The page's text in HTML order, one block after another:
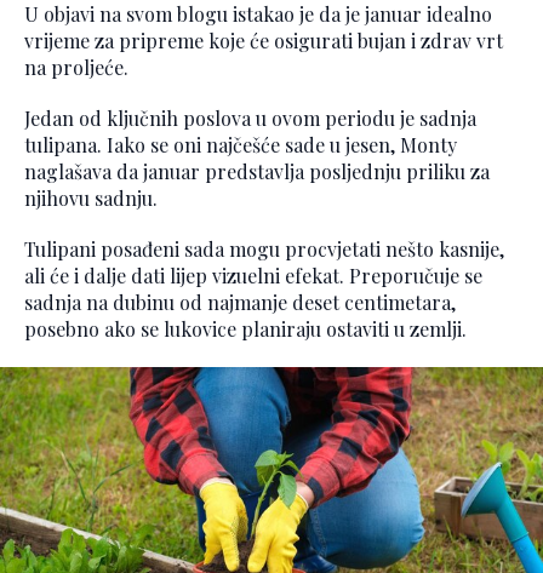
U objavi na svom blogu istakao je da je januar idealno
vrijeme za pripreme koje će osigurati bujan i zdrav vrt
na proljeće.
Jedan od ključnih poslova u ovom periodu je sadnja
tulipana. Iako se oni najčešće sade u jesen, Monty
naglašava da januar predstavlja posljednju priliku za
njihovu sadnju.
Tulipani posađeni sada mogu procvjetati nešto kasnije,
ali će i dalje dati lijep vizuelni efekat. Preporučuje se
sadnja na dubinu od najmanje deset centimetara,
posebno ako se lukovice planiraju ostaviti u zemlji.